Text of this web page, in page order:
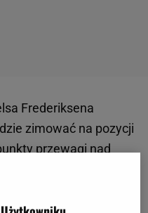
Frederiksena
zimować na pozycji
przewagi nad
nad Jagiellonią